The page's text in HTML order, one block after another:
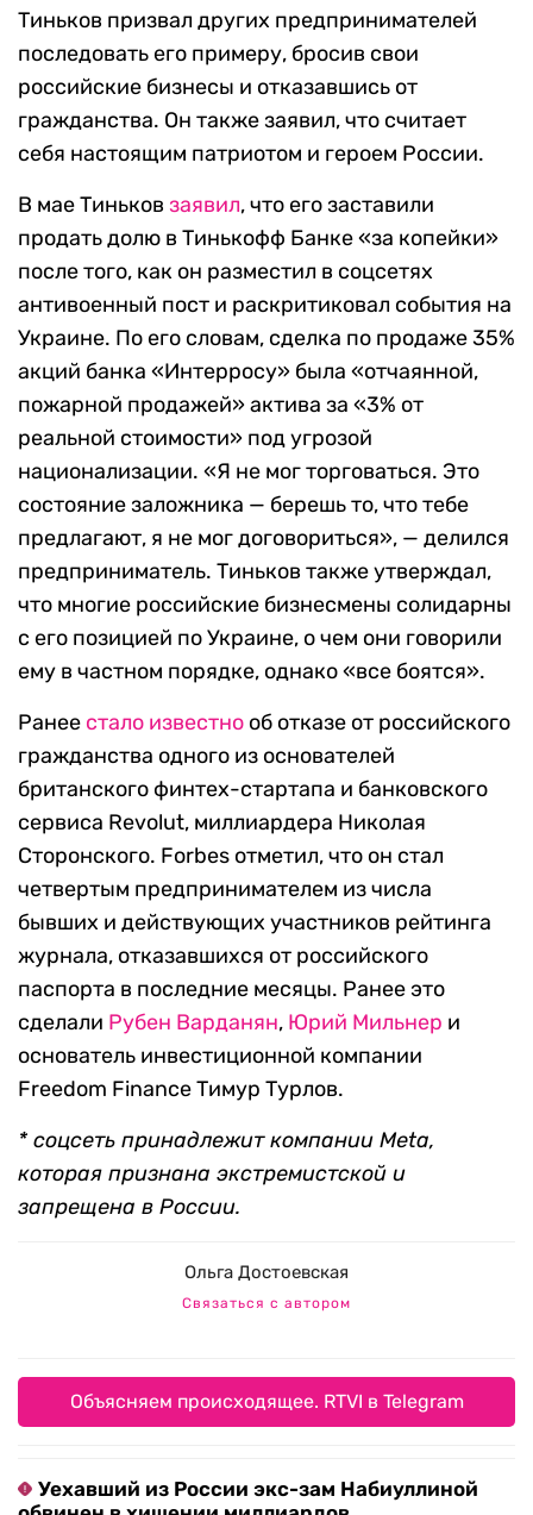
Тиньков призвал других предпринимателей
последовать его примеру, бросив свои
российские бизнесы и отказавшись от
гражданства. Он также заявил, что считает
себя настоящим патриотом и героем России.
В мае Тиньков заявил, что его заставили
продать долю в Тинькофф Банке «за копейки»
после того, как он разместил в соцсетях
антивоенный пост и раскритиковал события на
Украине. По его словам, сделка по продаже 35%
акций банка «Интерросу» была «отчаянной,
пожарной продажей» актива за «3% от
реальной стоимости» под угрозой
национализации. «Я не мог торговаться. Это
состояние заложника — берешь то, что тебе
предлагают, я не мог договориться», — делился
предприниматель. Тиньков также утверждал,
что многие российские бизнесмены солидарны
с его позицией по Украине, о чем они говорили
ему в частном порядке, однако «все боятся».
Ранее стало известно об отказе от российского
гражданства одного из основателей
британского финтех-стартапа и банковского
сервиса Revolut, миллиардера Николая
Сторонского. Forbes отметил, что он стал
четвертым предпринимателем из числа
бывших и действующих участников рейтинга
журнала, отказавшихся от российского
паспорта в последние месяцы. Ранее это
сделали Рубен Варданян, Юрий Мильнер и
основатель инвестиционной компании
Freedom Finance Тимур Турлов.
* соцсеть принадлежит компании Meta,
которая признана экстремистской и
запрещена в России.
Ольга Достоевская
Связаться с автором
Объясняем происходящее. RTVI в Telegram
Уехавший из России экс-зам Набиуллиной